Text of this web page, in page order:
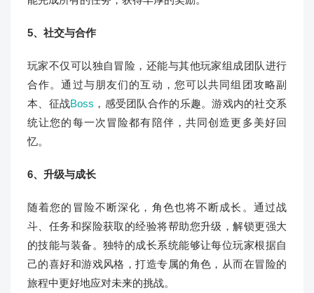
5、社交与合作
玩家不仅可以独自冒险，还能与其他玩家组成团队进行
合作。通过与朋友们的互动，您可以共同组团攻略副
本、征战Boss ，感受团队合作的乐趣。游戏内的社交系
统让您的每一次冒险都有陪伴，共同创造更多美好回
忆。
6、升级与成长
随着您的冒险不断深化，角色也将不断成长。通过战
斗、任务和探险获取的经验将帮助您升级，解锁更强大
的技能与装备。独特的成长系统能够让每位玩家根据自
己的喜好和游戏风格，打造专属的角色，从而在冒险的
旅程中更好地应对未来的挑战。